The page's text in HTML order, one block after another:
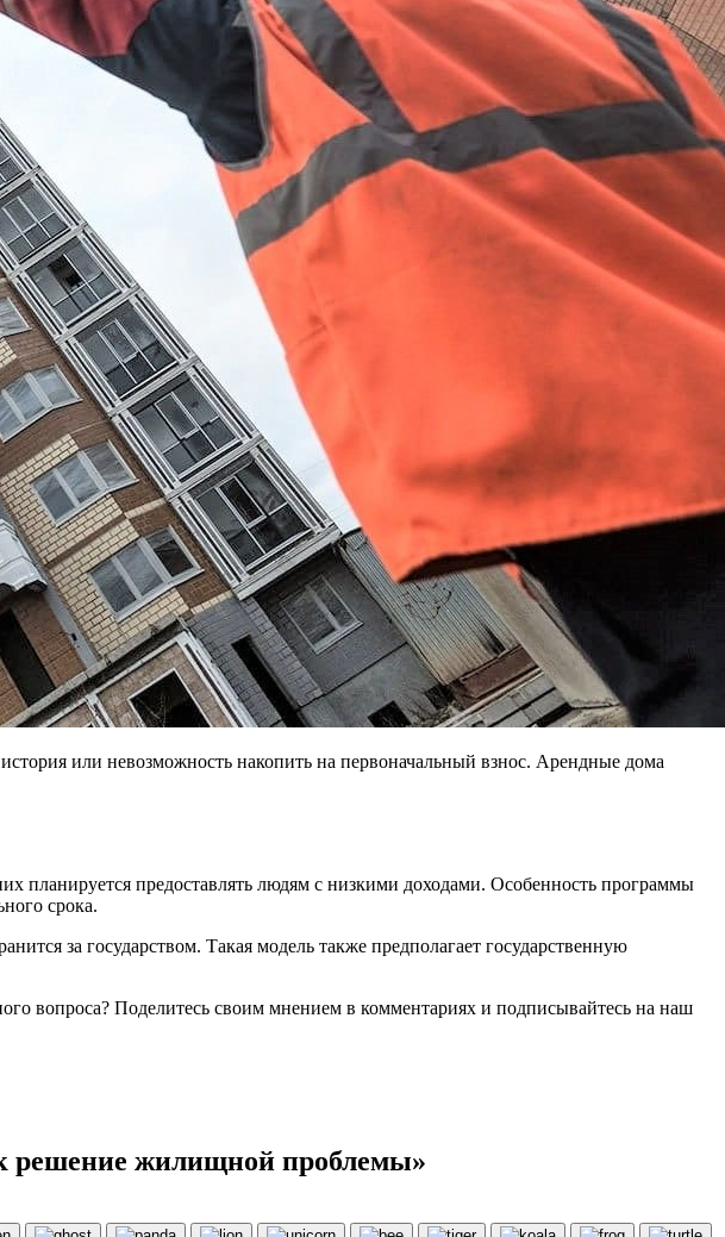
или невозможность накопить на первоначальный взнос. Арендные дома
планируется предоставлять людям с низкими доходами. Особенность программы
срока.
за государством. Такая модель также предполагает государственную
вопроса? Поделитесь своим мнением в комментариях и подписывайтесь на наш
решение жилищной проблемы»